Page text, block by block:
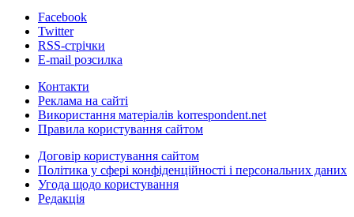
Facebook
Twitter
RSS-стрічки
E-mail розсилка
Контакти
Реклама на сайті
Використання матеріалів korrespondent.net
Правила користування сайтом
Договір користування сайтом
Політика у сфері конфіденційності і персональних даних
Угода щодо користування
Редакція